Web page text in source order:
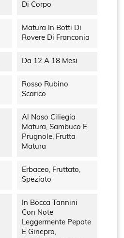
Di Corpo
Matura In Botti Di
Rovere Di Franconia
Da 12 A 18 Mesi
Rosso Rubino
Scarico
Al Naso Ciliegia
Matura, Sambuco E
Prugnole, Frutta
Matura
Erbaceo, Fruttato,
Speziato
In Bocca Tannini
Con Note
Leggermente Pepate
E Ginepro,